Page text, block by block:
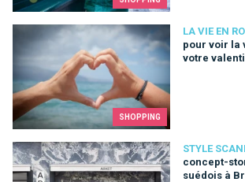
SHOPPING
LA VIE EN
pour voir la
votre
Quel cadeau pour voir la vie en rose avec
STYLE
concept-
suédois à
Arket : le concept-store déco et mode